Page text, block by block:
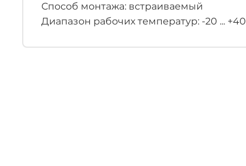
Способ монтажа: встраиваемый
Диапазон рабочих температур: -20 ... +40